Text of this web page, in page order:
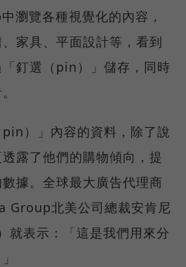
瀏覽各種視覺化的內容，
家具、平面設計等，看到
釘選（pin）」儲存，同時
）」內容的資料，除了說
露了他們的購物傾向，提
據。全球最大廣告代理商
Group北美公司總裁安肯尼
就表示：「這是我們用來分